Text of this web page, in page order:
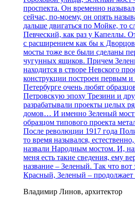
проспекта. Он временно
сейчас, по-моему, он опять
дальше двигаться по Мойке, то
Певческий, как раз у Капеллы.
с расширением как бы к
мосты тоже все были сделаны
чугунных ящиков. Причем
находится в створе Невского
конструкции построен первым
Петербурге очень любят
Петровскую эпоху Трезини и
разрабатывали проекты целых
домов… И именно Зеленый мост
образцом типового проекта
После революции 1917 года
то время назывался,
назвали Народным мостом. И,
меня есть такие сведения, ему
название – Зеленый. Так что
Красный, Зеленый – продолжает
Владимир Линов, архитектор